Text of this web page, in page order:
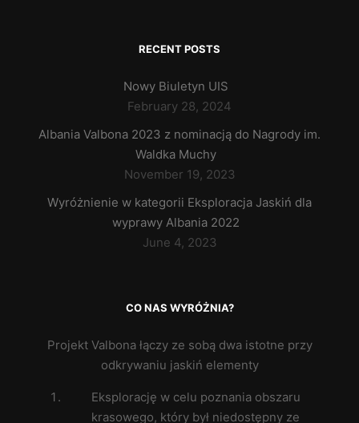
RECENT POSTS
Nowy Biuletyn UIS
February 28, 2024
Albania Valbona 2023 z nominacją do Nagrody im.
Waldka Muchy
November 19, 2023
Wyróżnienie w kategorii Eksploracja Jaskiń dla
wyprawy Albania 2022
June 4, 2023
CO NAS WYRÓŻNIA?
Projekt Valbona łączy ze sobą dwa istotne przy
odkrywaniu jaskiń elementy
Eksplorację w celu poznania obszaru
krasowego, który był niedostępny ze